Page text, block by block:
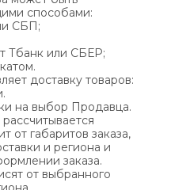
способами:
СБП;
Тбанк или СБЕР;
доставку товаров:
на выбор Продавца.
от габаритов заказа,
и региона и
заказа.
от выбранного